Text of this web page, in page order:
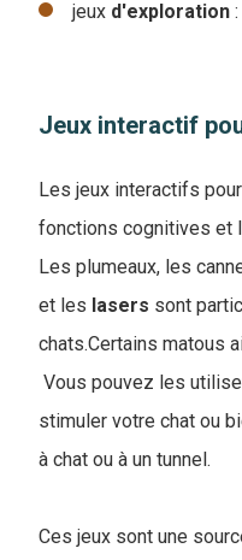
jeux d'exploration
Jeux interactif
Les jeux interactifs
fonctions cognitives et
Les plumeaux, les
et les lasers sont
chats.Certains matous
Vous pouvez les
stimuler votre chat ou
à chat ou à un tunnel.
Ces jeux sont une